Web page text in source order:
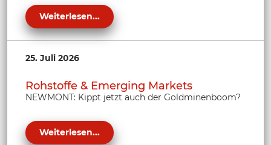
Weiterlesen...
25. Juli 2026
Rohstoffe & Emerging Markets
NEWMONT: Kippt jetzt auch der Goldminenboom?
Weiterlesen...